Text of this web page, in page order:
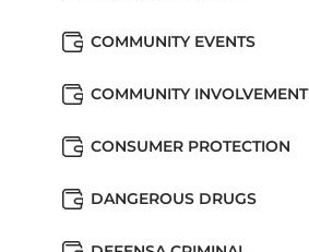
COMMUNITY EVENTS
COMMUNITY INVOLVEMENT
CONSUMER PROTECTION
DANGEROUS DRUGS